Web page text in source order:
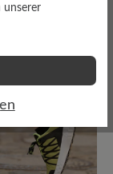
100%
unserer